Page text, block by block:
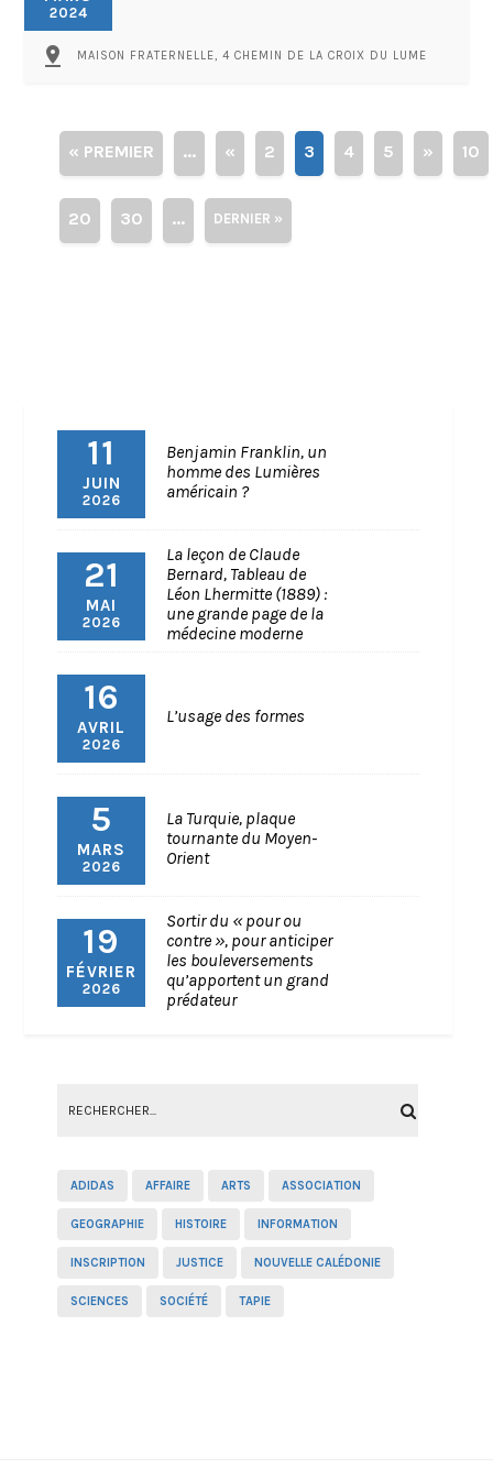
2024
pin_drop MAISON FRATERNELLE, 4 CHEMIN DE LA CROIX DU LUME
« PREMIER ... « 2 3 4 5 » 10
20 30 ... DERNIER »
11
JUIN
2026
Benjamin Franklin, un
homme des Lumières
américain ?
21
MAI
2026
La leçon de Claude
Bernard, Tableau de
Léon Lhermitte (1889) :
une grande page de la
médecine moderne
16
AVRIL
2026
L’usage des formes
5
MARS
2026
La Turquie, plaque
tournante du Moyen-
Orient
19
FÉVRIER
2026
Sortir du « pour ou
contre », pour anticiper
les bouleversements
qu’apportent un grand
prédateur
ADIDAS AFFAIRE ARTS ASSOCIATION
GEOGRAPHIE HISTOIRE INFORMATION
INSCRIPTION JUSTICE NOUVELLE CALÉDONIE
SCIENCES SOCIÉTÉ TAPIE